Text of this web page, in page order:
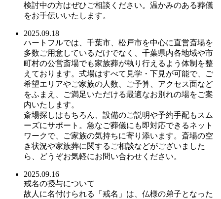
検討中の方はぜひご相談ください。温かみのある葬儀
をお手伝いいたします。
2025.09.18
ハートフルでは、千葉市、松戸市を中心に直営斎場を
多数ご用意しているだけでなく、千葉県内各地域や市
町村の公営斎場でも家族葬が執り行えるよう体制を整
えております。式場はすべて見学・下見が可能で、ご
希望エリアやご家族の人数、ご予算、アクセス面など
をふまえ、ご満足いただける最適なお別れの場をご案
内いたします。
斎場探しはもちろん、設備のご説明や予約手配もスム
ーズにサポート。急なご葬儀にも即対応できるネット
ワークで、ご家族の気持ちに寄り添います。斎場の空
き状況や家族葬に関するご相談などがございました
ら、どうぞお気軽にお問い合わせください。
2025.09.16
戒名の授与について
故人に名付けられる「戒名」は、仏様の弟子となった